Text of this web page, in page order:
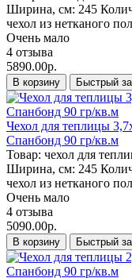
Ширина, см: 245
чехол из нетканого
Очень мало
4 отзыва
5890.00р.
В корзину Быстрый
Чехол для теплицы
Спанбонд 90 гр/кв.м
Товар: чехол для
Ширина, см: 245
чехол из нетканого
Очень мало
4 отзыва
5090.00р.
В корзину Быстрый